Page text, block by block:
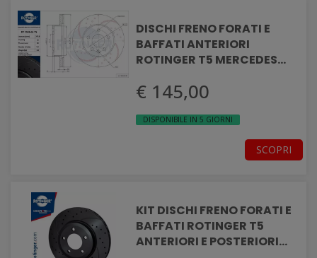
DISCHI FRENO FORATI E
BAFFATI ANTERIORI
ROTINGER T5 MERCEDES
€ 145,00
DISPONIBILE IN 5 GIORNI
SCOPRI
KIT DISCHI FRENO FORATI E
BAFFATI ROTINGER T5
ANTERIORI E POSTERIORI